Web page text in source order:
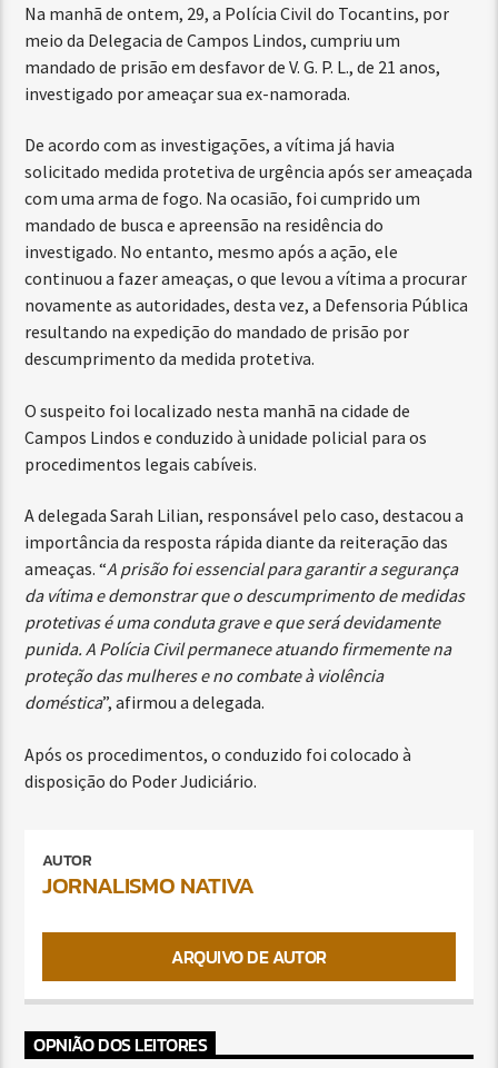
Na manhã de ontem, 29, a Polícia Civil do Tocantins, por
meio da Delegacia de Campos Lindos, cumpriu um
mandado de prisão em desfavor de V. G. P. L., de 21 anos,
investigado por ameaçar sua ex-namorada.
De acordo com as investigações, a vítima já havia
solicitado medida protetiva de urgência após ser ameaçada
com uma arma de fogo. Na ocasião, foi cumprido um
mandado de busca e apreensão na residência do
investigado. No entanto, mesmo após a ação, ele
continuou a fazer ameaças, o que levou a vítima a procurar
novamente as autoridades, desta vez, a Defensoria Pública
resultando na expedição do mandado de prisão por
descumprimento da medida protetiva.
O suspeito foi localizado nesta manhã na cidade de
Campos Lindos e conduzido à unidade policial para os
procedimentos legais cabíveis.
A delegada Sarah Lilian, responsável pelo caso, destacou a
importância da resposta rápida diante da reiteração das
ameaças. “A prisão foi essencial para garantir a segurança
da vítima e demonstrar que o descumprimento de medidas
protetivas é uma conduta grave e que será devidamente
punida. A Polícia Civil permanece atuando firmemente na
proteção das mulheres e no combate à violência
doméstica”, afirmou a delegada.
Após os procedimentos, o conduzido foi colocado à
disposição do Poder Judiciário.
AUTOR
JORNALISMO NATIVA
ARQUIVO DE AUTOR
OPNIÃO DOS LEITORES